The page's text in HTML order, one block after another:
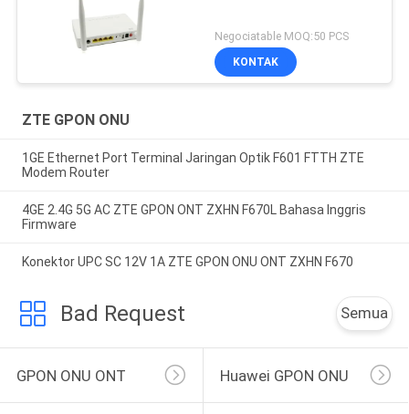
Negociatable MOQ:50 PCS
KONTAK
ZTE GPON ONU
1GE Ethernet Port Terminal Jaringan Optik F601 FTTH ZTE
Modem Router
4GE 2.4G 5G AC ZTE GPON ONT ZXHN F670L Bahasa Inggris
Firmware
Konektor UPC SC 12V 1A ZTE GPON ONU ONT ZXHN F670
Bad Request Semua
GPON ONU ONT Huawei GPON ONU